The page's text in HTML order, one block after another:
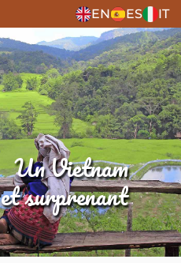
EN ES IT
Un Vietnam
surprenant